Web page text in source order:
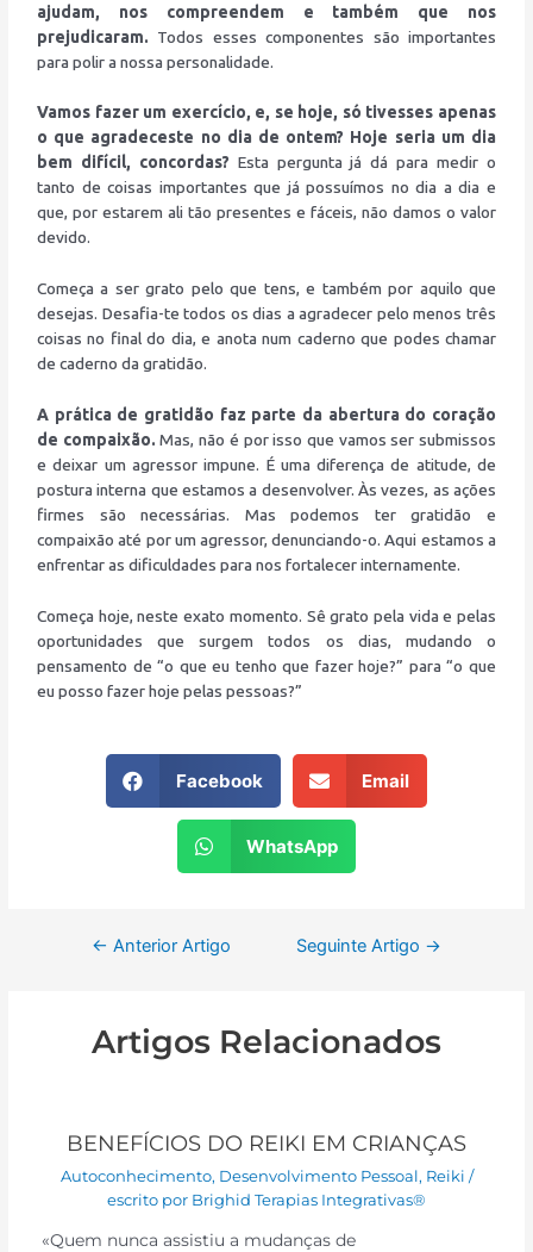
ajudam, nos compreendem e também que nos
prejudicaram. Todos esses componentes são importantes
para polir a nossa personalidade.
Vamos fazer um exercício, e, se hoje, só tivesses apenas
o que agradeceste no dia de ontem? Hoje seria um dia
bem difícil, concordas? Esta pergunta já dá para medir o
tanto de coisas importantes que já possuímos no dia a dia e
que, por estarem ali tão presentes e fáceis, não damos o valor
devido.
Começa a ser grato pelo que tens, e também por aquilo que
desejas. Desafia-te todos os dias a agradecer pelo menos três
coisas no final do dia, e anota num caderno que podes chamar
de caderno da gratidão.
A prática de gratidão faz parte da abertura do coração
de compaixão.Mas, não é por isso que vamos ser submissos
e deixar um agressor impune. É uma diferença de atitude, de
postura interna que estamos a desenvolver. Às vezes, as ações
firmes são necessárias. Mas podemos ter gratidão e
compaixão até por um agressor, denunciando-o. Aqui estamos a
enfrentar as dificuldades para nos fortalecer internamente.
Começa hoje, neste exato momento. Sê grato pela vida e pelas
oportunidades que surgem todos os dias, mudando o
pensamento de “o que eu tenho que fazer hoje?” para “o que
eu posso fazer hoje pelas pessoas?”
Facebook Email
WhatsApp
← Anterior Artigo Seguinte Artigo →
Artigos Relacionados
BENEFÍCIOS DO REIKI EM CRIANÇAS
Autoconhecimento, Desenvolvimento Pessoal, Reiki /
escrito por Brighid Terapias Integrativas®
«Quem nunca assistiu a mudanças de